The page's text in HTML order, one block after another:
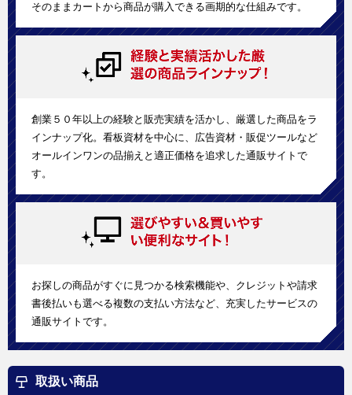
そのままカートから商品が購入できる画期的な仕組みです。
創業５０年以上の経験と販売実績を活かし、厳選した商品をラ
インナップ化。看板資材を中心に、広告資材・販促ツールなど
オールインワンの品揃えと適正価格を追求した通販サイトで
す。
お探しの商品がすぐに見つかる検索機能や、クレジットや請求
書後払いも選べる複数の支払い方法など、充実したサービスの
通販サイトです。
取扱い商品